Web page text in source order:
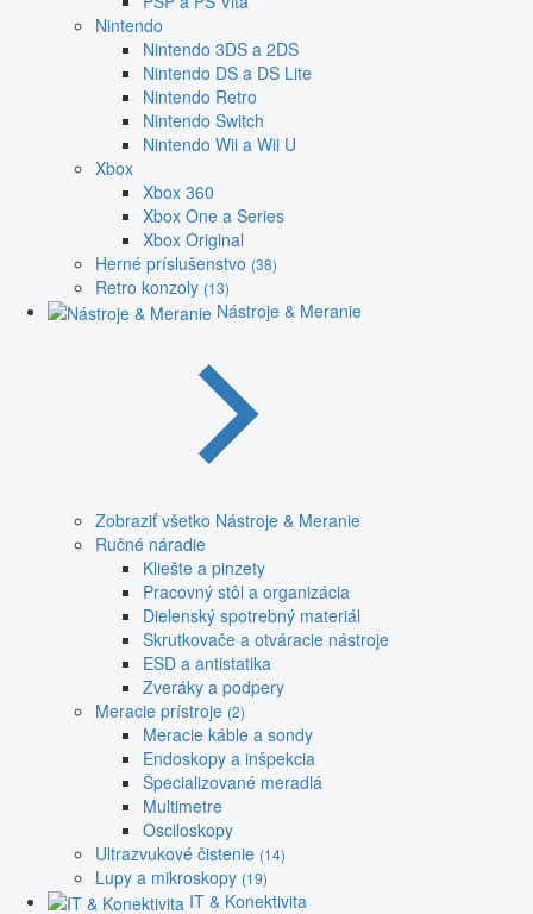
Nintendo
Nintendo 3DS a 2DS
Nintendo DS a DS Lite
Nintendo Retro
Nintendo Switch
Nintendo Wii a Wii U
Xbox
Xbox 360
Xbox One a Series
Xbox Original
Herné príslušenstvo (38)
Retro konzoly (13)
Nástroje & Meranie
Zobraziť všetko Nástroje & Meranie
Ručné náradie
Kliešte a pinzety
Pracovný stôl a organizácia
Dielenský spotrebný materiál
Skrutkovače a otváracie nástroje
ESD a antistatika
Zveráky a podpery
Meracie prístroje (2)
Meracie káble a sondy
Endoskopy a inšpekcia
Špecializované meradlá
Multimetre
Osciloskopy
Ultrazvukové čistenie (14)
Lupy a mikroskopy (19)
IT & Konektivita